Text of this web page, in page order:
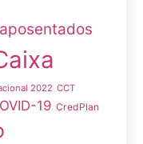
aposentados
2022 CCT
19 CredPlan